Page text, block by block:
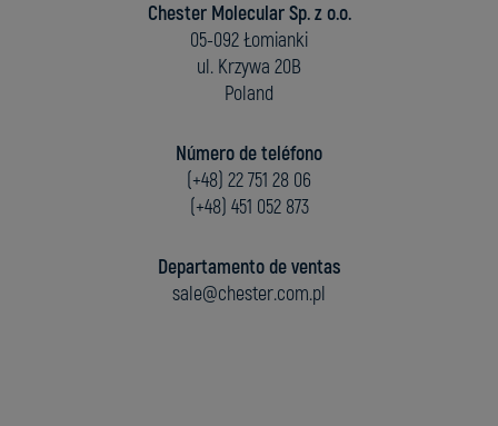
Chester Molecular Sp. z o.o.
05-092 Łomianki
ul. Krzywa 20B
Poland
Número de teléfono
(+48) 22 751 28 06
(+48) 451 052 873
Departamento de ventas
sale@chester.com.pl